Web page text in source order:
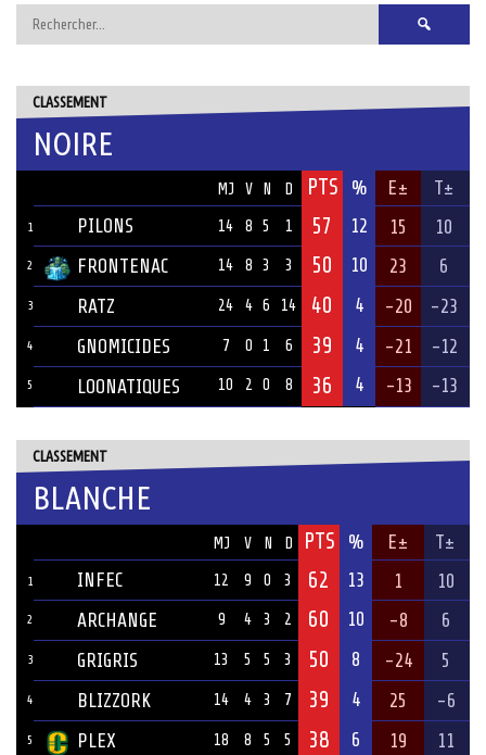
Rechercher :
CLASSEMENT
NOIRE
MJ V N D PTS % E± T±
1 PILONS 14 8 5 1 57 12 15 10
2 FRONTENAC 14 8 3 3 50 10 23 6
3 RATZ 24 4 6 14 40 4 -20 -23
4 GNOMICIDES 7 0 1 6 39 4 -21 -12
5 LOONATIQUES 10 2 0 8 36 4 -13 -13
CLASSEMENT
BLANCHE
MJ V N D PTS % E± T±
1 INFEC 12 9 0 3 62 13 1 10
2 ARCHANGE 9 4 3 2 60 10 -8 6
3 GRIGRIS 13 5 5 3 50 8 -24 5
4 BLIZZORK 14 4 3 7 39 4 25 -6
5 PLEX 18 8 5 5 38 6 19 11